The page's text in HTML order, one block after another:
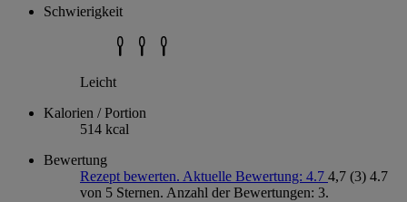
Schwierigkeit
Leicht
Kalorien / Portion
514 kcal
Bewertung
Rezept bewerten. Aktuelle Bewertung: 4.7 4,7 (3) 4.7
von 5 Sternen. Anzahl der Bewertungen: 3.